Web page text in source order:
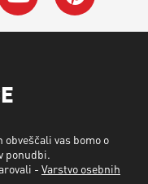
vas bomo o
ponudbi.
- Varstvo osebnih